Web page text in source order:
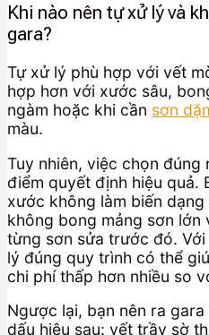
Khi nào nên tự xử lý và
gara?
Tự xử lý phù hợp với vết
hợp hơn với xước sâu,
ngàm hoặc khi cần sơn
màu.
Tuy nhiên, việc chọn đúng
điểm quyết định hiệu quả.
xước không làm biến
không bong mảng sơn lớn
từng sơn sửa trước đó.
lý đúng quy trình có thể
chi phí thấp hơn nhiều so
Ngược lại, bạn nên ra
dấu hiệu sau: vết trầy sờ